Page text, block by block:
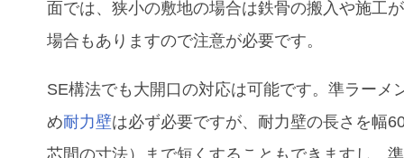
面では、狭小の敷地の場合は鉄骨の搬入や施工
場合もありますので注意が必要です。
SE構法でも大開口の対応は可能です。準ラーメ
め耐力壁は必ず必要ですが、耐力壁の長さを幅
芯間の寸法）まで短くすることもできますし、